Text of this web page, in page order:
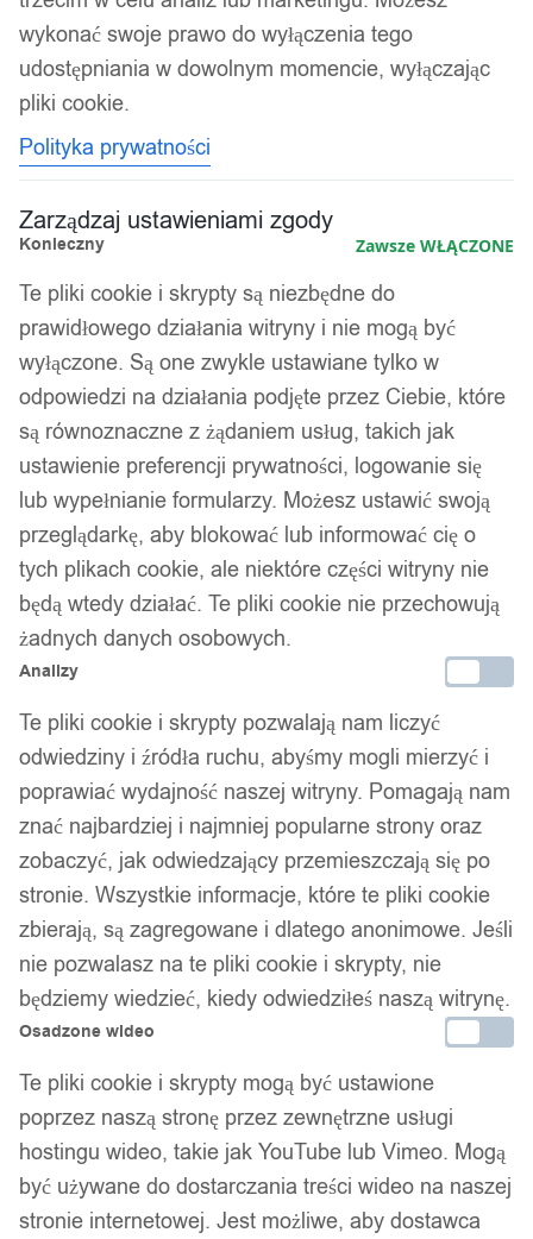
wykonać swoje prawo do wyłączenia tego
udostępniania w dowolnym momencie, wyłączając
pliki cookie.
Polityka prywatności
Zarządzaj ustawieniami zgody
Konieczny Zawsze WŁĄCZONE
Te pliki cookie i skrypty są niezbędne do
prawidłowego działania witryny i nie mogą być
wyłączone. Są one zwykle ustawiane tylko w
odpowiedzi na działania podjęte przez Ciebie, które
są równoznaczne z żądaniem usług, takich jak
ustawienie preferencji prywatności, logowanie się
lub wypełnianie formularzy. Możesz ustawić swoją
przeglądarkę, aby blokować lub informować cię o
tych plikach cookie, ale niektóre części witryny nie
będą wtedy działać. Te pliki cookie nie przechowują
żadnych danych osobowych.
Analizy
Te pliki cookie i skrypty pozwalają nam liczyć
odwiedziny i źródła ruchu, abyśmy mogli mierzyć i
poprawiać wydajność naszej witryny. Pomagają nam
znać najbardziej i najmniej popularne strony oraz
zobaczyć, jak odwiedzający przemieszczają się po
stronie. Wszystkie informacje, które te pliki cookie
zbierają, są zagregowane i dlatego anonimowe. Jeśli
nie pozwalasz na te pliki cookie i skrypty, nie
będziemy wiedzieć, kiedy odwiedziłeś naszą witrynę.
Osadzone wideo
Te pliki cookie i skrypty mogą być ustawione
poprzez naszą stronę przez zewnętrzne usługi
hostingu wideo, takie jak YouTube lub Vimeo. Mogą
być używane do dostarczania treści wideo na naszej
stronie internetowej. Jest możliwe, aby dostawca